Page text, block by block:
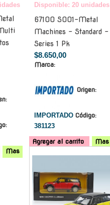
Mas
Disponible: 20 unidades
67100 S001-Metal
Machines - Standard -
Series 1 Pk
$8.650,00
Marca:
Origen:
IMPORTADO Código:
381123
Agregar al carrito
Mas